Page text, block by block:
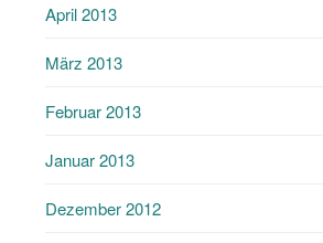
April 2013
März 2013
Februar 2013
Januar 2013
Dezember 2012